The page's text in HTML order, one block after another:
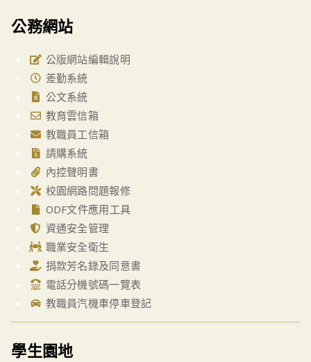
公務網站
公版網站編輯說明
差勤系統
公文系統
教育雲信箱
教職員工信箱
請購系統
內控聲明書
校園網路問題報修
ODF文件應用工具
資通安全管理
職業安全衛生
捐款芳名錄及同意書
電話分機號碼一覽表
教職員汽機車停車登記
學生園地